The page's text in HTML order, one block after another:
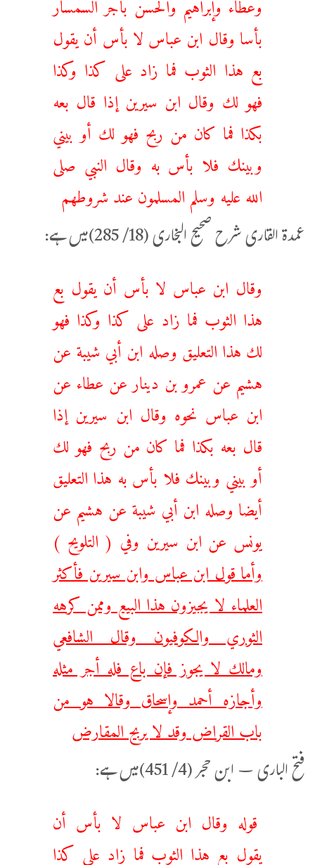
بأسا وقال ابن عباس لا بأس أن يقول
بع هذا الثوب فما زاد على كذا وكذا
فهو لك وقال ابن سيرين إذا قال بعه
بكذا فما كان من ربح فهو لك أو بيني
وبينك فلا بأس به وقال النبي صلى
الله عليه وسلم المسلمون عند شروطهم
عمدة القاری شرح صحيح البخاری (18/ 285)میں ہے:
وقال ابن عباس لا بأس أن يقول بع
هذا الثوب فما زاد على كذا وكذا فهو
لك هذا التعليق وصله ابن أبي شيبة عن
هشيم عن عمرو بن دينار عن عطاء عن
ابن عباس نحوه وقال ابن سيرين إذا
قال بعه بكذا فما كان من ربح فهو لك
أو بيني وبينك فلا بأس به هذا التعليق
أيضا وصله ابن أبي شيبة عن هشيم عن
يونس عن ابن سيرين وفي ( التلويح )
وأما قول ابن عباس وابن سيرين فأكثر
العلماء لا يجيزون هذا البيع وممن كرهه
الثوري والكوفيون وقال الشافعي
ومالك لا يجوز فإن باع فله أجر مثله
وأجازه أحمد وإسحاق وقالا هو من
باب القراض وقد لا يربح المقارض
فتح الباری – ابن حجر (4/ 451)میں ہے:
قوله وقال ابن عباس لا بأس أن
يقول بع هذا الثوب فما زاد على كذا